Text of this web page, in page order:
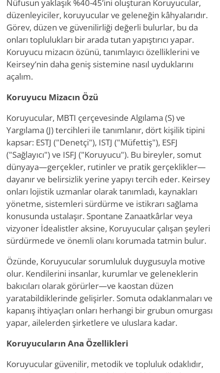
Nüfusun yaklaşık %40-45’ini oluşturan Koruyucular,
düzenleyiciler, koruyucular ve geleneğin kâhyalarıdır.
Görev, düzen ve güvenilirliği değerli bulurlar, bu da
onları toplulukları bir arada tutan yapıştırıcı yapar.
Koruyucu mizacın özünü, tanımlayıcı özelliklerini ve
Keirsey’nin daha geniş sistemine nasıl uyduklarını
açalım.
Koruyucu Mizacın Özü
Koruyucular, MBTI çerçevesinde Algılama (S) ve
Yargılama (J) tercihleri ile tanımlanır, dört kişilik tipini
kapsar: ESTJ ("Denetçi"), ISTJ ("Müfettiş"), ESFJ
("Sağlayıcı") ve ISFJ ("Koruyucu"). Bu bireyler, somut
dünyaya—gerçekler, rutinler ve pratik gerçeklikler—
dayanır ve belirsizlik yerine yapıyı tercih eder. Keirsey
onları lojistik uzmanlar olarak tanımladı, kaynakları
yönetme, sistemleri sürdürme ve istikrarı sağlama
konusunda ustalaşır. Spontane Zanaatkârlar veya
vizyoner İdealistler aksine, Koruyucular çalışan şeyleri
sürdürmede ve önemli olanı korumada tatmin bulur.
Özünde, Koruyucular sorumluluk duygusuyla motive
olur. Kendilerini insanlar, kurumlar ve geleneklerin
bakıcıları olarak görürler—ve kaostan düzen
yaratabildiklerinde gelişirler. Somuta odaklanmaları ve
kapanış ihtiyaçları onları herhangi bir grubun omurgası
yapar, ailelerden şirketlere ve uluslara kadar.
Koruyucuların Ana Özellikleri
Koruyucular güvenilir, metodik ve topluluk odaklıdır,